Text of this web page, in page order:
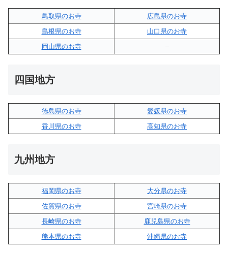
鳥取県のお寺
広島県のお寺
島根県のお寺
山口県のお寺
岡山県のお寺
–
四国地方
徳島県のお寺
愛媛県のお寺
香川県のお寺
高知県のお寺
九州地方
福岡県のお寺
大分県のお寺
佐賀県のお寺
宮崎県のお寺
長崎県のお寺
鹿児島県のお寺
熊本県のお寺
沖縄県のお寺